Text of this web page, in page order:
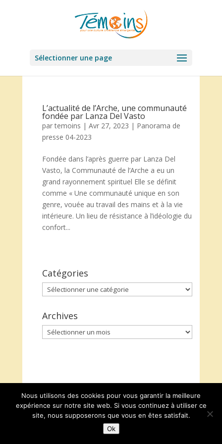
Sélectionner une page
L’actualité de l’Arche, une communauté
fondée par Lanza Del Vasto
partemoins | Avr 27, 2023 | Panorama de
presse 04-2023
Fondée dans l’après guerre par Lanza Del
Vasto, la Communauté de l’Arche a eu un
grand rayonnement spirituel Elle se définit
comme « Une communauté unique en son
genre, vouée au travail des mains et à la vie
intérieure. Un lieu de résistance à l’idéologie du
confort...
Catégories
Catégories
Archives
Archives
Nous utilisons des cookies pour vous garantir la meilleure
expérience sur notre site web. Si vous continuez à utiliser ce
site, nous supposerons que vous en êtes satisfait.
Ok